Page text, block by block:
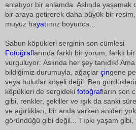
anlatıyor bir anlamda. Aslında yaşamak
bir araya getirerek daha büyük bir resim,
muyuz hayatımız boyunca...
Sabun köpükleri serginin son cümlesi
Fotoğraflarında farklı bir yorum, farklı
vurguluyor: Aslında her şey tanıdık!
bildiğimiz durumuyla, ağaçlar çingene
veya bulutlar köşeli değil. Ben
köpükleri de sergideki fotoğrafların son
gibi, renkler, şekiller ve ışık da sanki
ve ağırlıkları, bir anda varken aniden
göründüğü gibi değil... Tıpkı yaşam gibi,